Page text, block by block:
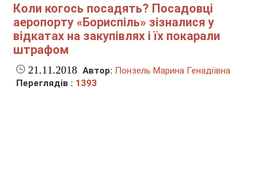
Коли когось посадять? Посадовці
аеропорту «Бориспіль» зізналися у
відкатах на закупівлях і їх покарали
штрафом
21.11.2018 Автор: Понзель Марина Генадіївна
Переглядів : 1393